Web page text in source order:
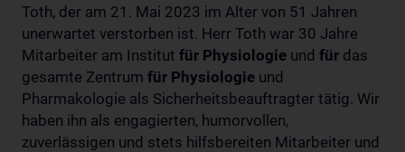
Toth, der am 21. Mai 2023 im Alter von 51 Jahren
unerwartet verstorben ist. Herr Toth war 30 Jahre
Mitarbeiter am Institut für Physiologie und für das
gesamte Zentrum für Physiologie und
Pharmakologie als Sicherheitsbeauftragter tätig. Wir
haben ihn als engagierten, humorvollen,
zuverlässigen und stets hilfsbereiten Mitarbeiter und